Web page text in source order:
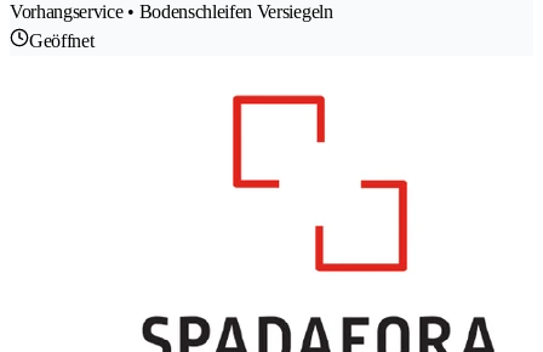
Vorhangservice • Bodenschleifen Versiegeln
Geöffnet